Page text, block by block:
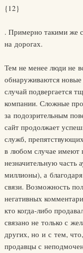
{12}
. Примерно такими же
на дорогах.
Тем не менее люди не
обнаруживаются
случай подвергается
компании. Сложные
за подозрительным
сайт продолжает
служб,
в любом случае имеют
незначительную часть
миллионы), а
связи. Возможность
негативных
кто когда-либо
связано не только с
других, но и с тем,
продавцы с